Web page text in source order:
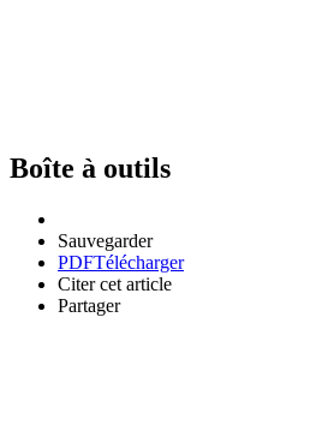
Boîte à outils
Sauvegarder
PDFTélécharger
Citer cet article
Partager